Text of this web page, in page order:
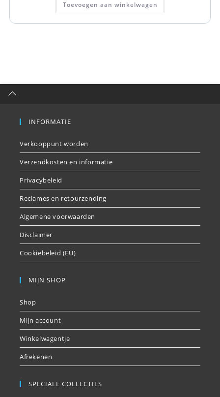
Toevoegen aan winkelwagen
INFORMATIE
Verkooppunt worden
Verzendkosten en informatie
Privacybeleid
Reclames en retourzending
Algemene voorwaarden
Disclaimer
Cookiebeleid (EU)
MIJN SHOP
Shop
Mijn account
Winkelwagentje
Afrekenen
SPECIALE COLLECTIES